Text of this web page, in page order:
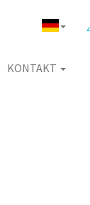
KONTAKT